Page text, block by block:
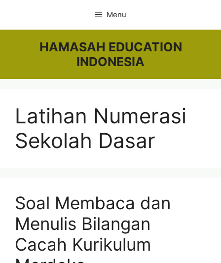
content
Menu
HAMASAH EDUCATION
INDONESIA
Latihan Numerasi
Sekolah Dasar
Soal Membaca dan
Menulis Bilangan
Cacah Kurikulum